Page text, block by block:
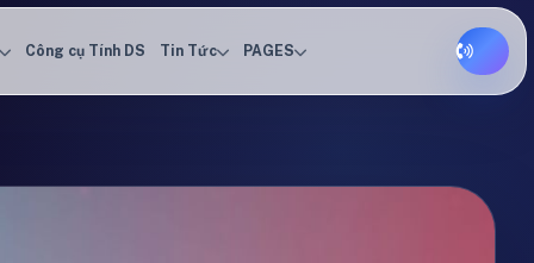
Công cụ Tính DS Tin Tức PAGES